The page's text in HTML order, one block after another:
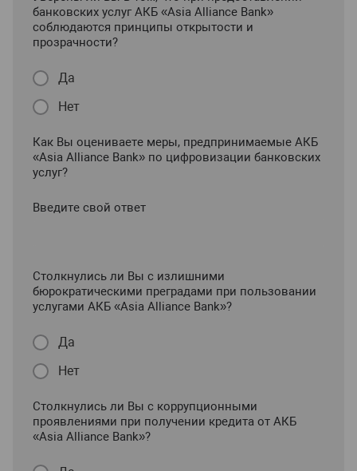
банковских услуг АКБ «Asia Alliance Bank»
соблюдаются принципы открытости и
прозрачности?
Да
Нет
Как Вы оцениваете меры, предпринимаемые АКБ
«Asia Alliance Bank» по цифровизации банковских
услуг?
Введите свой ответ
Столкнулись ли Вы с излишними
бюрократическими преградами при пользовании
услугами АКБ «Asia Alliance Bank»?
Да
Нет
Столкнулись ли Вы с коррупционными
проявлениями при получении кредита от АКБ
«Asia Alliance Bank»?